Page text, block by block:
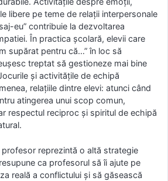
libere pe teme de relații interpersonale
eu” contribuie la dezvoltarea
În practica școlară, elevii care
supărat pentru că…” în loc să
treptat să gestioneze mai bine
și activitățile de echipă
relațiile dintre elevi: atunci când
atingerea unui scop comun,
respectul reciproc și spiritul de echipă
profesor reprezintă o altă strategie
ca profesorul să îi ajute pe
reală a conflictului și să găsească